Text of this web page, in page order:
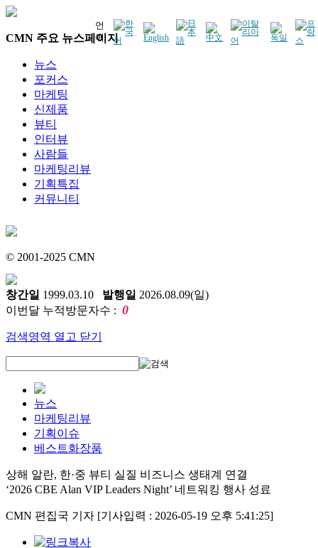
언
어
CMN 주요 뉴스페이지
뉴스
포커스
마케팅
신제품
뷰티
인터뷰
사람들
마케팅리뷰
기획특집
커뮤니티
© 2001-2025 CMN
창간일 1999.03.10 발행일 2026.08.09(일)
이번달 누적방문자수 : 0
검색영역 열고 닫기
뉴스
마케팅리뷰
기획이슈
베스트화장품
상해 알란, 한·중 뷰티 실질 비즈니스 생태계 연결
‘2026 CBE Alan VIP Leaders Night’ 네트워킹 행사 성료
CMN 편집국 기자 [기사입력 : 2026-05-19 오후 5:41:25]